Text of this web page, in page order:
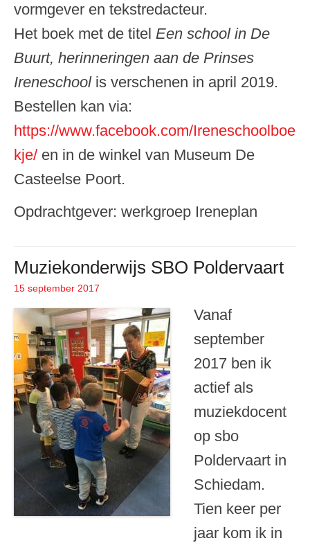
vormgever en tekstredacteur.
Het boek met de titel Een school in De
Buurt, herinneringen aan de Prinses
Ireneschoolis verschenen in april 2019.
Bestellen kan via:
https://www.facebook.com/Ireneschoolboe
kje/ en in de winkel van Museum De
Casteelse Poort.
Opdrachtgever: werkgroep Ireneplan
Muziekonderwijs SBO Poldervaart
Geplaatst op
15 september 2017
Vanaf
september
2017 ben ik
actief als
muziekdocent
op sbo
Poldervaart in
Schiedam.
Tien keer per
jaar kom ik in